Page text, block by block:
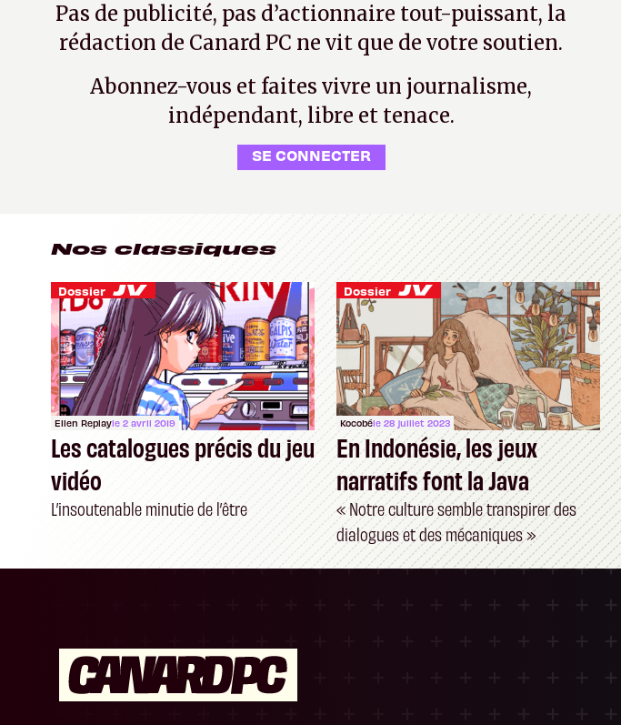
Pas de publicité, pas d’actionnaire tout-puissant, la
rédaction de Canard PC ne vit que de votre soutien.
Abonnez-vous et faites vivre un journalisme,
indépendant, libre et tenace.
SE CONNECTER
Nos classiques
Dossier
Ellen Replayle 2 avril 2019
Les catalogues précis du jeu
vidéo
L’insoutenable minutie de l’être
Dossier
Kocobéle 28 juillet 2023
En Indonésie, les jeux
narratifs font la Java
« Notre culture semble transpirer des
dialogues et des mécaniques »